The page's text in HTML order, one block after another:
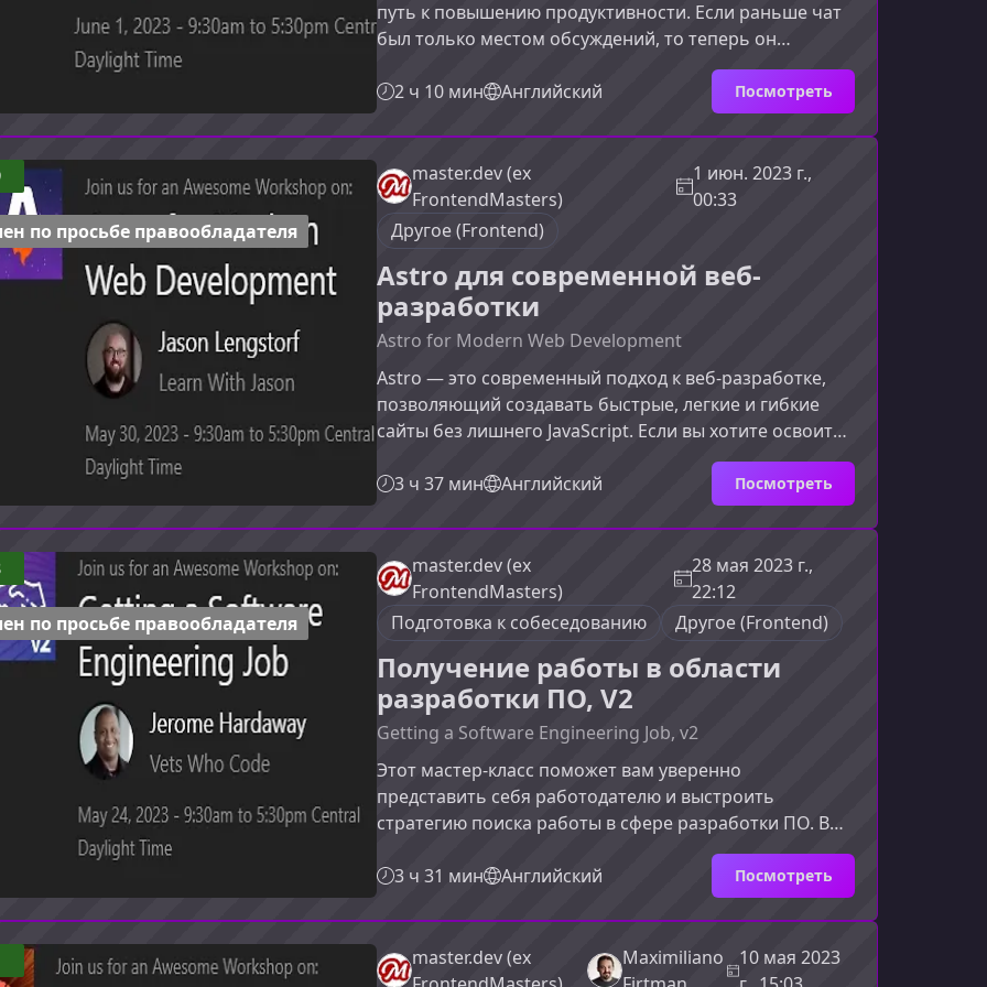
путь к повышению продуктивности. Если раньше чат
был только местом обсуждений, то теперь он
становится полноценным рабочим инструментом,
который подключает системы, автоматизирует задачи
и снижает нагрузку на команду. В этом материале вы
узнаете, как именно курс поможет вам использовать
чат-приложения максимально эффективно.Что даст
вам этот семинарСеминар по ChatOps поможет вам
освоить подход, при
2 ч 10 мин Английский Посмотреть
master.dev (ex
FrontendMasters)
1 июн. 2023 г.,
00:33
Другое (Frontend)
Astro для современной веб-
разработки
Astro for Modern Web Development
Astro — это современный подход к веб-разработке,
позволяющий создавать быстрые, легкие и гибкие
сайты без лишнего JavaScript. Если вы хотите освоить
инструмент, который объединяет лучшие практики
фронтенда и даёт максимальную производительность
— этот курс станет идеальным стартом.Что делает
Astro уникальнымAstro возник как ответ на проблему
перегруженности сайтов JavaScript‑кодом. Он
предлагает архитектуру, которая позволяет
доставлять пользо
3 ч 37 мин Английский Посмотреть
по просьбе правообладателя
master.dev (ex
FrontendMasters)
28 мая 2023 г.,
22:12
Подготовка к собеседованию
Другое (Frontend)
Получение работы в области
разработки ПО, V2
Getting a Software Engineering Job, v2
Этот мастер‑класс поможет вам уверенно
представить себя работодателю и выстроить
стратегию поиска работы в сфере разработки ПО. Вы
поймёте, как думают рекрутеры и технические
менеджеры, какие материалы должны быть в
портфолио и каким образом выделиться на фоне
других кандидатов.Чему вы научитесь на этом
мастер‑классеЗдесь вы разберёте ключевые элементы
успешного трудоустройства, научитесь грамотно
3 ч 31 мин Английский Посмотреть
по просьбе правообладателя
master.dev (ex
Maximiliano
10 мая 2023